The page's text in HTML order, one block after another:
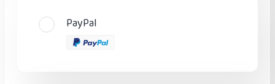
PayPal